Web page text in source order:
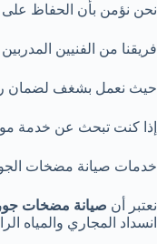
نحن نؤمن بأن الحفاظ على
فريقنا من الفنيين
حيث نعمل بشغف لضمان
إذا كنت تبحث عن خدمة
خدمات صيانة مضخات
نعتبر أن صيانة مضخات
انسداد المجاري والمياه